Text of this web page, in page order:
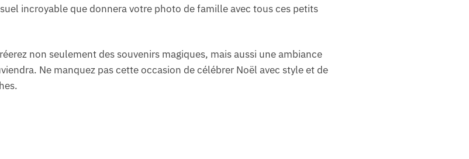
incroyable que donnera votre photo de famille avec tous ces petits
non seulement des souvenirs magiques, mais aussi une ambiance
Ne manquez pas cette occasion de célébrer Noël avec style et de